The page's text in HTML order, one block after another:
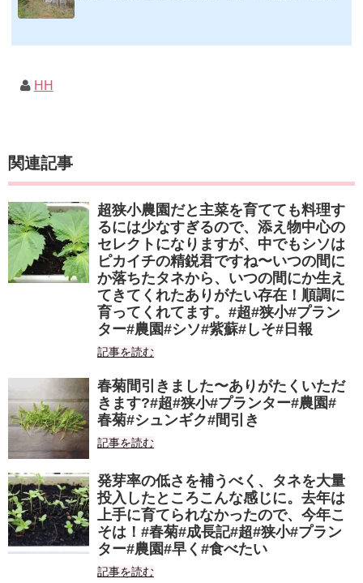
HH
関連記事
超狭小農園だと主菜を育てても料理す
るには少なすぎるので、添え物中心の
セレクトになりますが、中でもシソは
ピカイチの精鋭君ですね〜いつの間に
か落ちたタネから、いつの間にか生え
てきてくれたありがたい存在！順調に
育ってくれてます。#超#狭小#プラン
ター#農園#シソ#紫蘇#しそ#日報
記事を読む
春菊間引きました〜ありがたくいただ
きます?#超#狭小#プランター#農園#
春菊#シュンギク#間引き
記事を読む
発芽率の低さを補うべく、タネを大量
投入したところこんな感じに。去年は
上手に育てられなかったので、今年こ
そは！#春菊#成長記#超#狭小#プラン
ター#農園#早く#食べたい
記事を読む